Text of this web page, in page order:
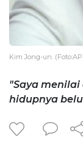
Kim Jong-un.
"Saya
hidupnya